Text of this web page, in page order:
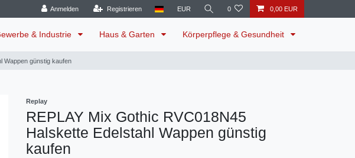
Anmelden Registrieren EUR 0 0,00 EUR
& Industrie Haus & Garten Körperpflege & Gesundheit
Wappen günstig kaufen
Replay
REPLAY Mix Gothic RVC018N45
Halskette Edelstahl Wappen günstig
kaufen